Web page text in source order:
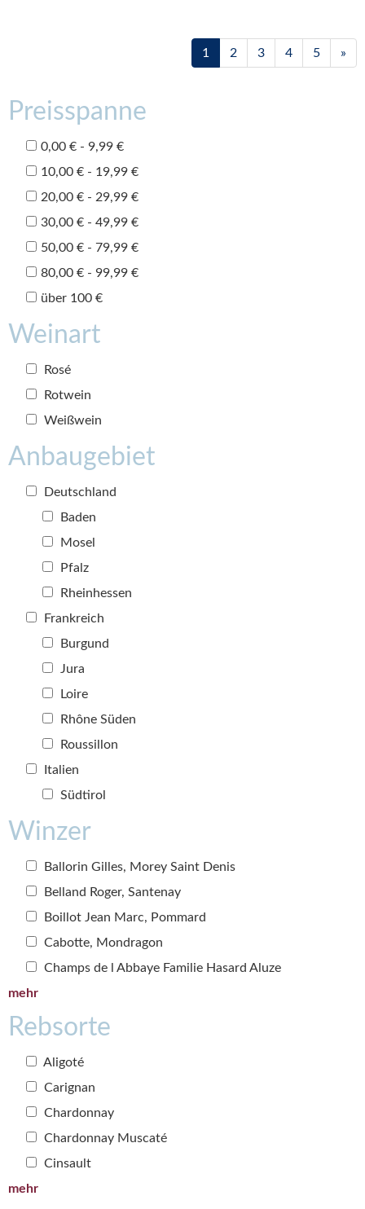
1 2 3 4 5 »
Preisspanne
0,00 € - 9,99 €
10,00 € - 19,99 €
20,00 € - 29,99 €
30,00 € - 49,99 €
50,00 € - 79,99 €
80,00 € - 99,99 €
über 100 €
Weinart
Rosé
Rotwein
Weißwein
Anbaugebiet
Deutschland
Baden
Mosel
Pfalz
Rheinhessen
Frankreich
Burgund
Jura
Loire
Rhône Süden
Roussillon
Italien
Südtirol
Winzer
Ballorin Gilles, Morey Saint Denis
Belland Roger, Santenay
Boillot Jean Marc, Pommard
Cabotte, Mondragon
Champs de l Abbaye Familie Hasard Aluze
mehr
Rebsorte
Aligoté
Carignan
Chardonnay
Chardonnay Muscaté
Cinsault
mehr